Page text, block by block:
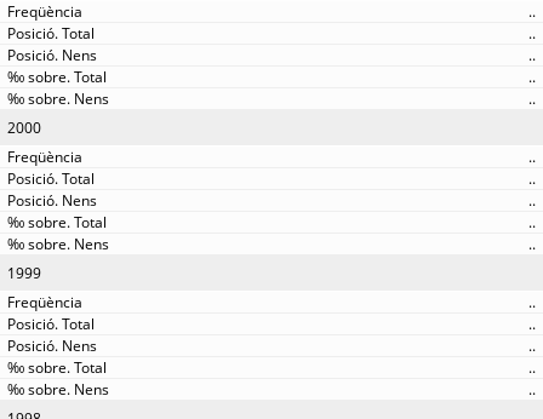
..
..
..
..
..
2000
..
..
..
..
..
1999
..
..
..
..
..